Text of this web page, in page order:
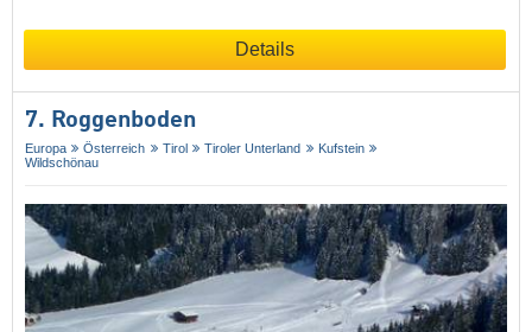
Details
7. Roggenboden
Europa Österreich Tirol Tiroler Unterland
Kufstein
Wildschönau